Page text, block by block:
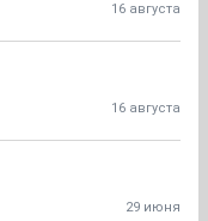
16 августа
16 августа
29 июня